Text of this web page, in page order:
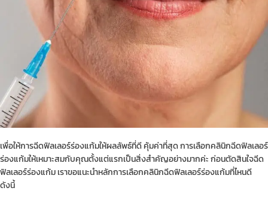
เพื่อให้การฉีดฟิลเลอร์ร่องแก้มให้ผลลัพธ์ที่ดี คุ้มค่าที่สุด การเลือกคลินิกฉีดฟิลเลอร์
ร่องแก้มให้เหมาะสมกับคุณตั้งแต่แรกเป็นสิ่งสำคัญอย่างมากค่ะ ก่อนตัดสินใจฉีด
ฟิลเลอร์ร่องแก้ม เราขอแนะนำหลักการเลือกคลินิกฉีดฟิลเลอร์ร่องแก้มที่ไหนดี
ดังนี้